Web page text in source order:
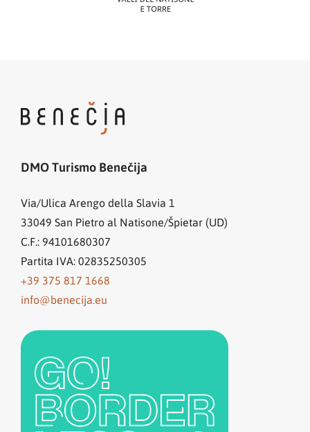
DMO Turismo Benečija
Via/Ulica Arengo della Slavia 1
33049 San Pietro al Natisone/Špietar (UD)
C.F.: 94101680307
Partita IVA: 02835250305
+39 375 817 1668
info@benecija.eu